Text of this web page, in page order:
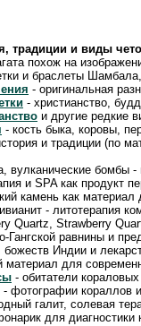
традиции и виды
похож на
и браслеты
- оригинальная
- христианство,
и другие редкие
- кость быка, коровы,
и традиции (по
вулканические бомбы
и SPA как продукт
камень как
- литотерапия
Quartz, Strawberry
равнины и
Индии и
материал для
- обитатели
- фотографии кораллов
галит, солевая
для